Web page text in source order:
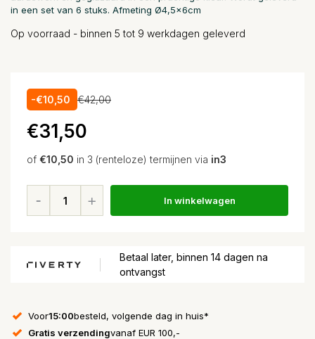
in een set van 6 stuks. Afmeting Ø4,5x6cm
Op voorraad - binnen 5 tot 9 werkdagen geleverd
-€10,50 €42,00
€31,50
of €10,50 in 3 (renteloze) termijnen via in3
In winkelwagen
Betaal later, binnen 14 dagen na
ontvangst
Voor15:00besteld, volgende dag in huis*
Gratis verzendingvanaf EUR 100,-